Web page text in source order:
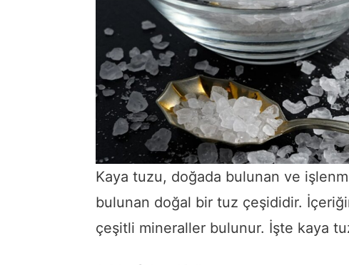
Kaya tuzu, doğada bulunan ve
bulunan doğal bir tuz çeşididir.
çeşitli mineraller bulunur. İşte kaya